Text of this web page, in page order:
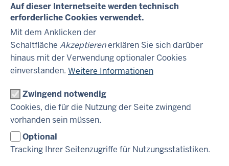
Auf dieser Internetseite werden technisch
erforderliche Cookies verwendet.
Mit dem Anklicken der
Schaltfläche Akzeptierenerklären Sie sich darüber
hinaus mit der Verwendung optionaler Cookies
einverstanden. Weitere Informationen
Zwingend notwendig
Cookies, die für die Nutzung der Seite zwingend
vorhanden sein müssen.
Optional
Tracking Ihrer Seitenzugriffe für Nutzungsstatistiken.
Aufgaben:
Leitung des Cloud-Einführungsprojekts
Aufbau einer hybriden Multi-Cloud-Infrastruktur
Entwicklung technischer und organisatorischer Strukturen für
Cloud-Nutzung
Sicherstellung von IT-Sicherheit, Datenschutz und Compliance
Erarbeitung von Betriebskonzepten und Technologie-
Roadmaps
Auswahl geeigneter Cloud-Architekturen für KI-Anwendungen
Abstimmung mit Fachbereichen und Begleitung der
Transformation
Charakter der Stelle:
technisch-strategisch, mit hoher Steuerungsverantwortung